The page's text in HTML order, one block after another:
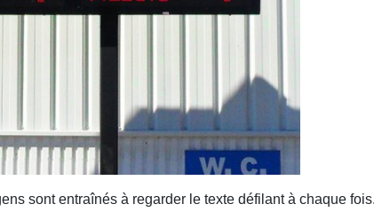
sont entraînés à regarder le texte défilant à chaque